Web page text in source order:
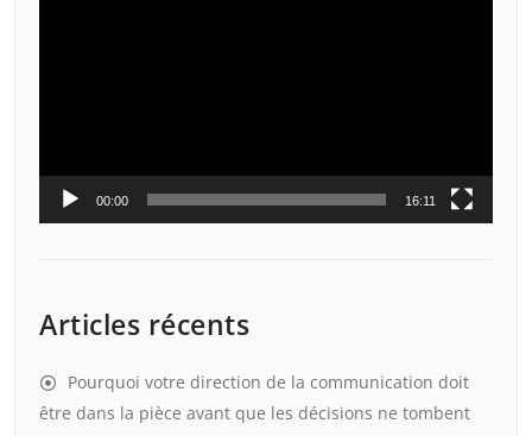
00:00 16:11
Articles récents
Pourquoi votre direction de la communication doit
être dans la pièce avant que les décisions ne tombent